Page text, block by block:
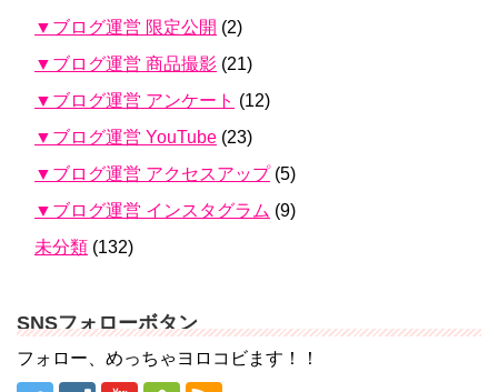
▼ブログ運営 限定公開 (2)
▼ブログ運営 商品撮影 (21)
▼ブログ運営 アンケート (12)
▼ブログ運営 YouTube (23)
▼ブログ運営 アクセスアップ(5)
▼ブログ運営 インスタグラム (9)
未分類 (132)
SNSフォローボタン
フォロー、めっちゃヨロコビます！！